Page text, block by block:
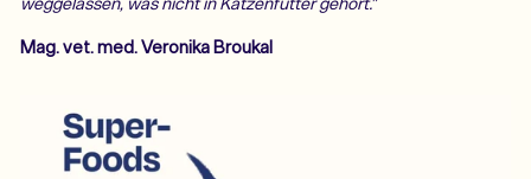
Mag. vet. med. Veronika Broukal